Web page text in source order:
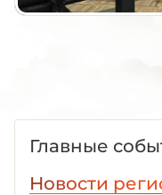
Главные
Новости